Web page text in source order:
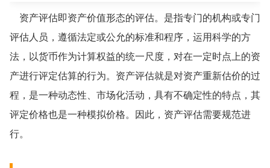
资产评估即资产价值形态的评估。是指专门的机构或专门
评估人员，遵循法定或公允的标准和程序，运用科学的方
法，以货币作为计算权益的统一尺度，对在一定时点上的资
产进行评定估算的行为。资产评估就是对资产重新估价的过
程，是一种动态性、市场化活动，具有不确定性的特点，其
评定价格也是一种模拟价格。因此，资产评估需要规范进
行。